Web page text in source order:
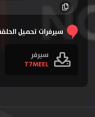
سيرفرات تحميل
سيرفر
T7MEEL